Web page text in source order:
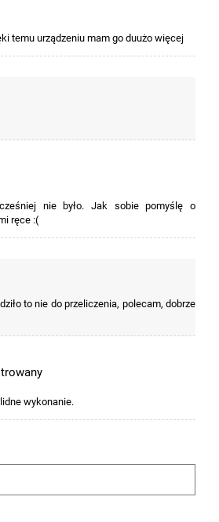
temu urządzeniu mam go duużo więcej
nie było. Jak sobie pomyślę o
ręce :(
to nie do przeliczenia, polecam, dobrze
wykonanie.